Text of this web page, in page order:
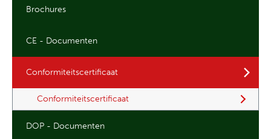
Brochures
CE - Documenten
Conformiteitscertificaat
Conformiteitscertificaat
DOP - Documenten